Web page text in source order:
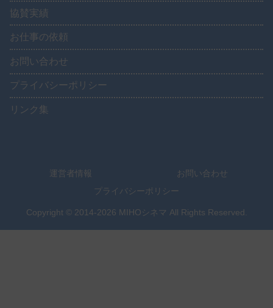
協賛実績
お仕事の依頼
お問い合わせ
プライバシーポリシー
リンク集
運営者情報
お問い合わせ
プライバシーポリシー
Copyright © 2014-2026 MIHOシネマ All Rights Reserved.